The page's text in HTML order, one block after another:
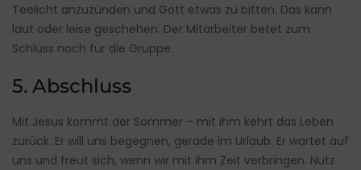
Teelicht anzuzünden und Gott etwas zu bitten. Das kann
laut oder leise geschehen. Der Mitarbeiter betet zum
Schluss noch für die Gruppe.
5. Abschluss
Mit Jesus kommt der Sommer – mit ihm kehrt das Leben
zurück. Er will uns begegnen, gerade im Urlaub. Er wartet auf
uns und freut sich, wenn wir mit ihm Zeit verbringen. Nutz